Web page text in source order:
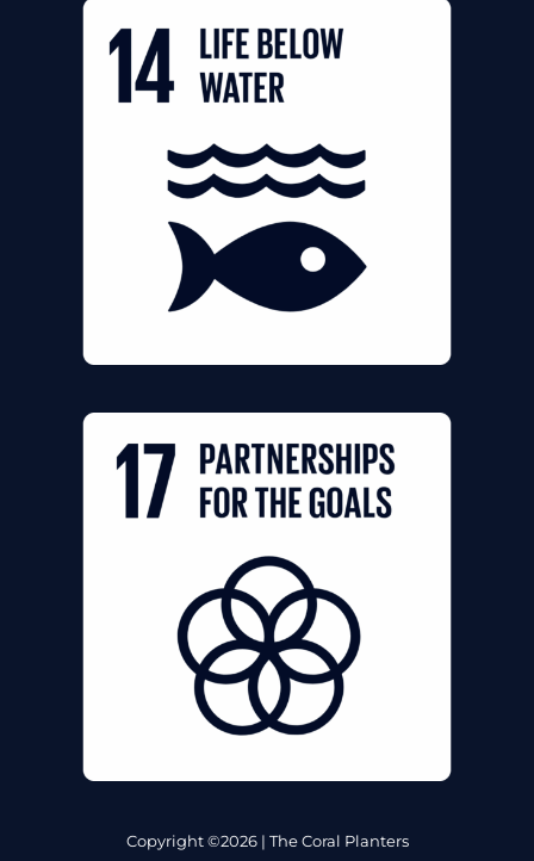
Copyright ©2026 | The Coral Planters